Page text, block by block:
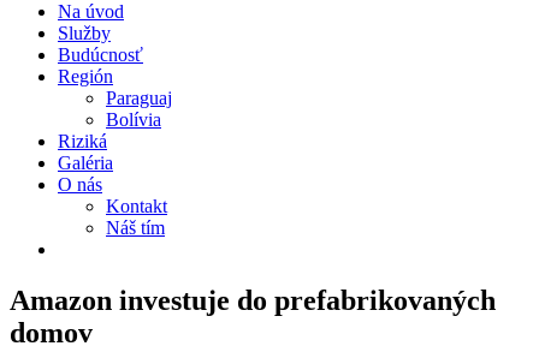
Na úvod
Služby
Budúcnosť
Región
Paraguaj
Bolívia
Riziká
Galéria
O nás
Kontakt
Náš tím
Amazon investuje do prefabrikovaných
domov